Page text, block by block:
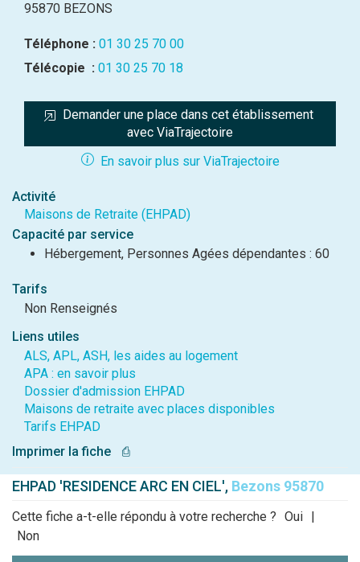
95870 BEZONS
Téléphone : 01 30 25 70 00
Télécopie : 01 30 25 70 18
Demander une place dans cet établissement
avec ViaTrajectoire
En savoir plus sur ViaTrajectoire
Activité
Maisons de Retraite (EHPAD)
Capacité par service
Hébergement, Personnes Agées dépendantes : 60
Tarifs
Non Renseignés
Liens utiles
ALS, APL, ASH, les aides au logement
APA : en savoir plus
Dossier d'admission EHPAD
Maisons de retraite avec places disponibles
Tarifs EHPAD
Imprimer la fiche
⎙
EHPAD 'RESIDENCE ARC EN CIEL', Bezons 95870
Cette fiche a-t-elle répondu à votre recherche ? Oui |
Non